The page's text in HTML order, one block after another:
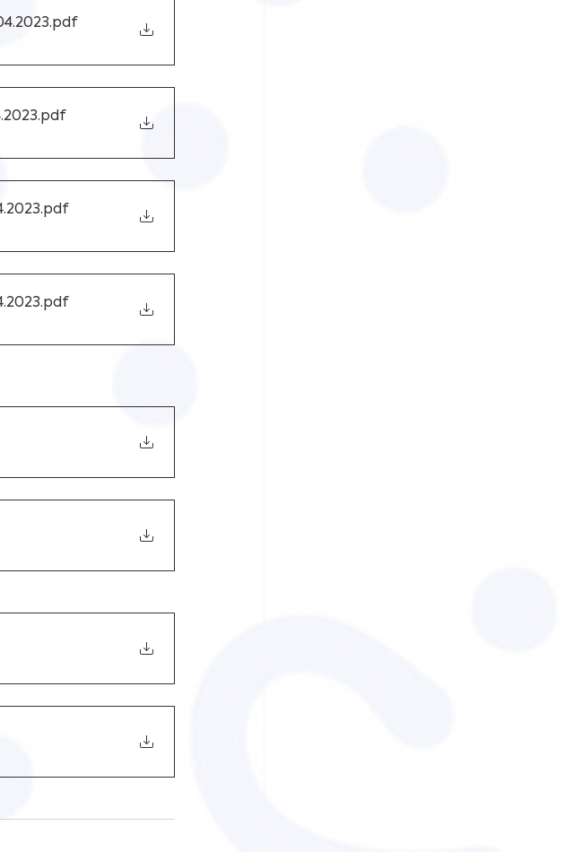
.pdf
.pdf
.pdf
.pdf